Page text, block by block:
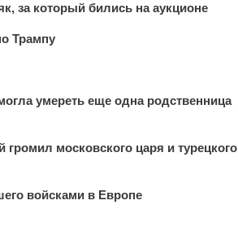
за который бились на аукционе
Трампу
умереть еще одна родственница
московского царя и турецкого
войсками в Европе